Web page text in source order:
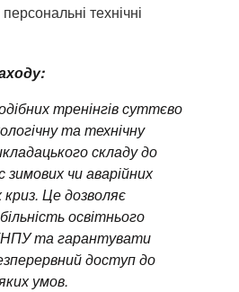
технічні
тренінгів суттєво
та технічну
складу до
зимових чи аварійних
Це дозволяє
освітнього
та гарантувати
доступ до
умов.